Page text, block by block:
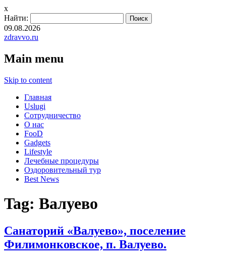
x
Найти:
09.08.2026
zdravvo.ru
Main menu
Skip to content
Главная
Uslugi
Сотрудничество
О нас
FooD
Gadgets
Lifestyle
Лечебные процедуры
Оздоровительный тур
Best News
Tag: Валуево
Санаторий «Валуево», поселение
Филимонковское, п. Валуево.